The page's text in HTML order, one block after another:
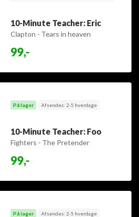
10-Minute Teacher: Eric
Clapton - Tears in heaven
99,-
På lager Afsendes: 2-5 hverdage
10-Minute Teacher: Foo
Fighters - The Pretender
99,-
På lager Afsendes: 2-5 hverdage